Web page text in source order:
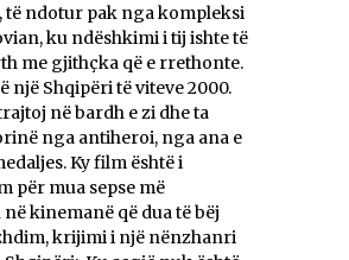
të ndotur pak nga kompleksi
ku ndëshkimi i tij ishte të
me gjithçka që e rrethonte.
një Shqipëri të viteve 2000.
në bardh e zi dhe ta
nga antiheroi, nga ana e
Ky film është i
për mua sepse më
kinemanë që dua të bëj
krijimi i një nënzhanri